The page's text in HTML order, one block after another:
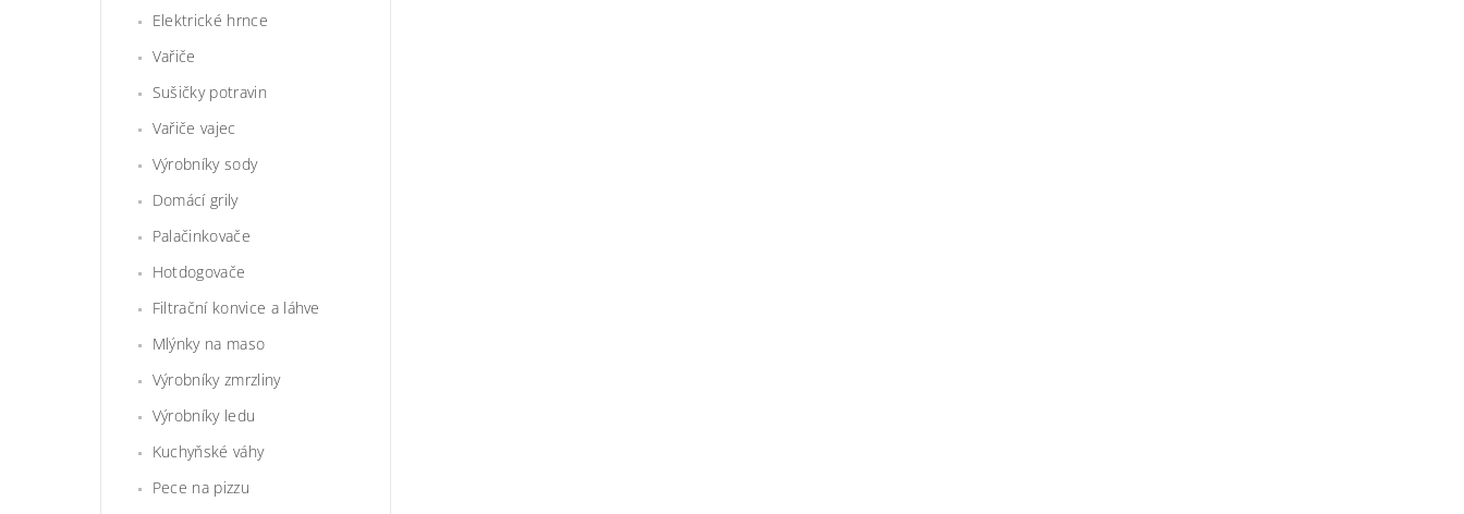
Elektrické hrnce
Vařiče
Sušičky potravin
Vařiče vajec
Výrobníky sody
Domácí grily
Palačinkovače
Hotdogovače
Filtrační konvice a láhve
Mlýnky na maso
Výrobníky zmrzliny
Výrobníky ledu
Kuchyňské váhy
Pece na pizzu